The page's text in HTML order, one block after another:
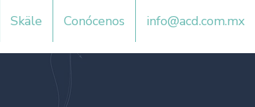
Skäle Conócenos info@acd.com.mx